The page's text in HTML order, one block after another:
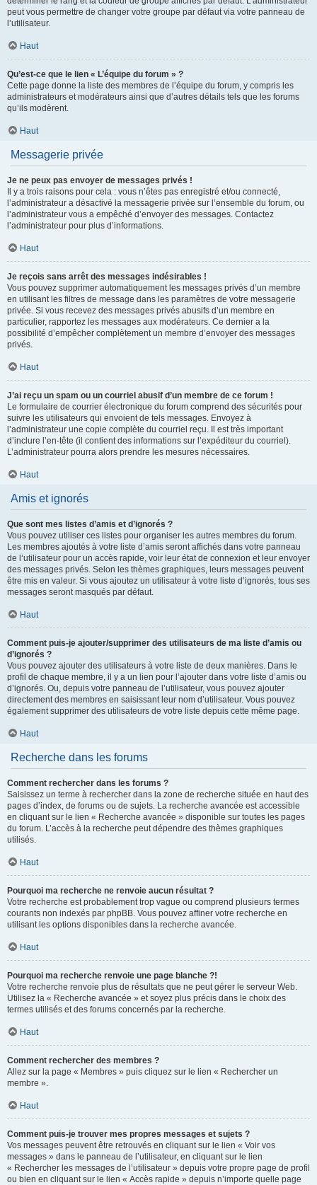
peut vous permettre de changer votre groupe par défaut via votre panneau de
l’utilisateur.
Haut
Qu’est-ce que le lien « L’équipe du forum » ?
Cette page donne la liste des membres de l’équipe du forum, y compris les
administrateurs et modérateurs ainsi que d’autres détails tels que les forums
qu’ils modèrent.
Haut
Messagerie privée
Je ne peux pas envoyer de messages privés !
Il y a trois raisons pour cela : vous n’êtes pas enregistré et/ou connecté,
l’administrateur a désactivé la messagerie privée sur l’ensemble du forum, ou
l’administrateur vous a empêché d’envoyer des messages. Contactez
l’administrateur pour plus d’informations.
Haut
Je reçois sans arrêt des messages indésirables !
Vous pouvez supprimer automatiquement les messages privés d’un membre
en utilisant les filtres de message dans les paramètres de votre messagerie
privée. Si vous recevez des messages privés abusifs d’un membre en
particulier, rapportez les messages aux modérateurs. Ce dernier a la
possibilité d’empêcher complètement un membre d’envoyer des messages
privés.
Haut
J’ai reçu un spam ou un courriel abusif d’un membre de ce forum !
Le formulaire de courrier électronique du forum comprend des sécurités pour
suivre les utilisateurs qui envoient de tels messages. Envoyez à
l’administrateur une copie complète du courriel reçu. Il est très important
d’inclure l’en-tête (il contient des informations sur l’expéditeur du courriel).
L’administrateur pourra alors prendre les mesures nécessaires.
Haut
Amis et ignorés
Que sont mes listes d’amis et d’ignorés ?
Vous pouvez utiliser ces listes pour organiser les autres membres du forum.
Les membres ajoutés à votre liste d’amis seront affichés dans votre panneau
de l’utilisateur pour un accès rapide, voir leur état de connexion et leur envoyer
des messages privés. Selon les thèmes graphiques, leurs messages peuvent
être mis en valeur. Si vous ajoutez un utilisateur à votre liste d’ignorés, tous ses
messages seront masqués par défaut.
Haut
Comment puis-je ajouter/supprimer des utilisateurs de ma liste d’amis ou
d’ignorés ?
Vous pouvez ajouter des utilisateurs à votre liste de deux manières. Dans le
profil de chaque membre, il y a un lien pour l’ajouter dans votre liste d’amis ou
d’ignorés. Ou, depuis votre panneau de l’utilisateur, vous pouvez ajouter
directement des membres en saisissant leur nom d’utilisateur. Vous pouvez
également supprimer des utilisateurs de votre liste depuis cette même page.
Haut
Recherche dans les forums
Comment rechercher dans les forums ?
Saisissez un terme à rechercher dans la zone de recherche située en haut des
pages d’index, de forums ou de sujets. La recherche avancée est accessible
en cliquant sur le lien « Recherche avancée » disponible sur toutes les pages
du forum. L’accès à la recherche peut dépendre des thèmes graphiques
utilisés.
Haut
Pourquoi ma recherche ne renvoie aucun résultat ?
Votre recherche est probablement trop vague ou comprend plusieurs termes
courants non indexés par phpBB. Vous pouvez affiner votre recherche en
utilisant les options disponibles dans la recherche avancée.
Haut
Pourquoi ma recherche renvoie une page blanche ?!
Votre recherche renvoie plus de résultats que ne peut gérer le serveur Web.
Utilisez la « Recherche avancée » et soyez plus précis dans le choix des
termes utilisés et des forums concernés par la recherche.
Haut
Comment rechercher des membres ?
Allez sur la page « Membres » puis cliquez sur le lien « Rechercher un
membre ».
Haut
Comment puis-je trouver mes propres messages et sujets ?
Vos messages peuvent être retrouvés en cliquant sur le lien « Voir vos
messages » dans le panneau de l’utilisateur, en cliquant sur le lien
« Rechercher les messages de l’utilisateur » depuis votre propre page de profil
ou bien en cliquant sur le lien « Accès rapide » depuis n’importe quelle page